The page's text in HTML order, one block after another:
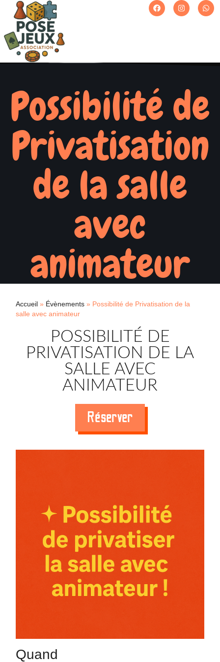
Possibilité de
Privatisation
de la salle
avec
animateur
Accueil » Évènements » Possibilité de Privatisation de la
salle avec animateur
POSSIBILITÉ DE
PRIVATISATION DE LA
SALLE AVEC
ANIMATEUR
Réserver
Quand